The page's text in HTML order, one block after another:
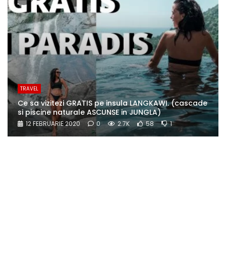
TRAVEL
Ce sa vizitezi GRATIS pe insula LANGKAWI. (cascade
si piscine naturale ASCUNSE in JUNGLA)
12 FEBRUARIE 2020 0 2.7K 58 1